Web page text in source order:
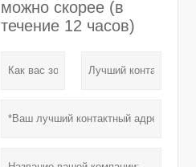
можно скорее (в
течение 12 часов)